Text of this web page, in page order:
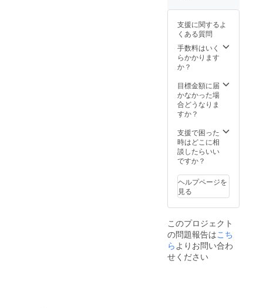
恋愛、
長への
投資そ
んな過
酷な環
境で肌
をかけ
れな
い、
だった
をかけ
ず潤い
を与え
お肌を
軽にお
肌の性
質を変
え、美
に変え
ること
が出来
るそん
な製品
をいき
いきと
明るく
整え、
深いう
と健康
的な輝
きをも
たらし
まるで
魔法の
ような
アイテ
す。
きを も
たらす
Toner
男性の
乾燥肌
の為
じみや
すさと
保湿力
た、肌
に輝き
をもた
らす
フレッ
みずみ
ずしい
テクス
チャー
であり
なが
ら、角
EGF、
FGFが
お肌を
保湿
し、守
る、こ
で男性
が本来
必要と
的なベ
ルベッ
トスキ
ンの肌
ます。
肌に輝
きを も
たらす
男性の
乾燥肌
の為
に、肌
ロのよ
うにお
肌を包
み余分
な汚れ
のみを
す。奇
跡の成
分
お肌を
保湿
し、守
る、こ
の機能
で男性
が本来
必要と
る健康
的なベ
ルベッ
トスキ
ンの肌
い洗顔
を求め
出来た
のが
ARES4
5洗顔
ムクレ
ンジン
グは、
毎日の
ケアに
欠かせ
ない大
切な基
テップ
と我々
は考え
ます。
あふれ
る濃密
なクッ
ション
泡がマ
＜2名様
定価
\376,20
0ー
【10％
OFF】
オーム
100ml
、オー
ルイン
マル
ジョン
100ml
、オー
ワント
ナー
150ml
会社
祝い、
プレゼ
ントに
最適で
す。Ａ
支援に関するよ
くある質問
手数料はいく
らかかります
か？
目標金額に届
かなかった場
合どうなりま
すか？
支援で困った
時はどこに相
談したらいい
ですか？
ヘルプページを
見る
このプロジェクト
の問題報告はこち
らよりお問い合わ
せください